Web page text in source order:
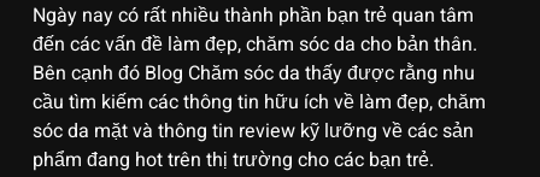
Ngày nay có rất nhiều thành phần bạn trẻ quan tâm
đến các vấn đề làm đẹp, chăm sóc da cho bản thân.
Bên cạnh đó Blog Chăm sóc da thấy được rằng nhu
cầu tìm kiếm các thông tin hữu ích về làm đẹp, chăm
sóc da mặt và thông tin review kỹ lưỡng về các sản
phẩm đang hot trên thị trường cho các bạn trẻ.